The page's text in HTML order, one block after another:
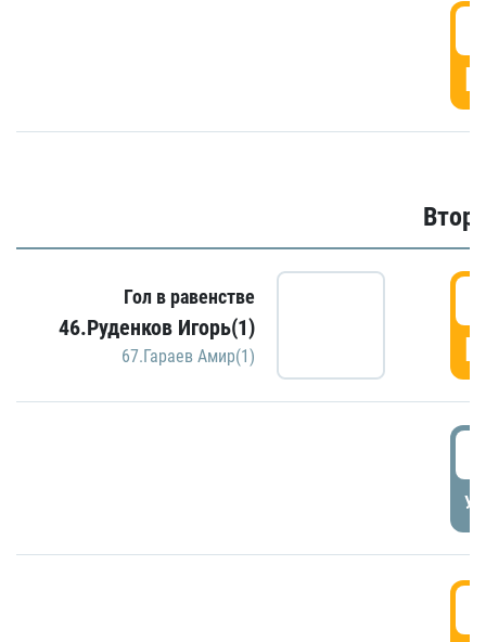
Гол в равенстве
46.Руденков Игорь(1)
67.Гараев Амир(1)